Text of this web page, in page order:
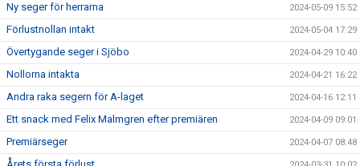
Ny seger för herrarna 2024-05-09 15:52
Förlustnollan intakt 2024-05-04 17:29
Övertygande seger i Sjöbo 2024-04-29 10:40
Nollorna intakta 2024-04-21 16:22
Andra raka segern för A-laget 2024-04-16 12:11
Ett snack med Felix Malmgren efter premiären 2024-04-09 09:01
Premiärseger 2024-04-07 08:48